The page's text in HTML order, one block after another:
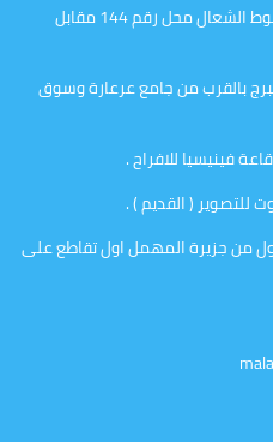
طرابلس ( غوط الشعال ).صالات غوط الشعال محل رقم 144 مقابل
بالقرب من جامع عرعارة وسوق
فينيسيا للافراح .
من جزيرة المهمل اول تقاطع على